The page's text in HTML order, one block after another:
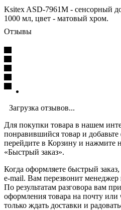
Ksitex ASD-7961M - сенсорный
1000 мл, цвет - матовый хром.
Отзывы
Загрузка отзывов...
Для покупки товара в нашем
понравившийся товар и добавьте
перейдите в Корзину и нажмите
«Быстрый заказ».
Когда оформляете быстрый
e-mail. Вам перезвонит менеджер
По результатам разговора вам
оформления товара на почту
только ждать доставки и